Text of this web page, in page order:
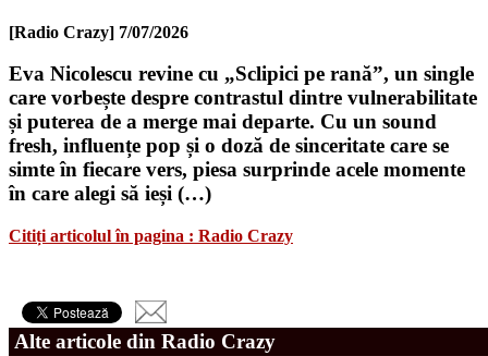
[Radio Crazy] 7/07/2026
Eva Nicolescu revine cu „Sclipici pe rană”, un single
care vorbește despre contrastul dintre vulnerabilitate
și puterea de a merge mai departe. Cu un sound
fresh, influențe pop și o doză de sinceritate care se
simte în fiecare vers, piesa surprinde acele momente
în care alegi să ieși (…)
Citiți articolul în pagina : Radio Crazy
Alte articole din Radio Crazy